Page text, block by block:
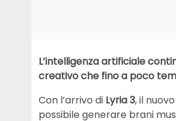
L’intelligenza artificiale
creativo che fino a poco
Con l’arrivo di Lyria 3, il
possibile generare brani